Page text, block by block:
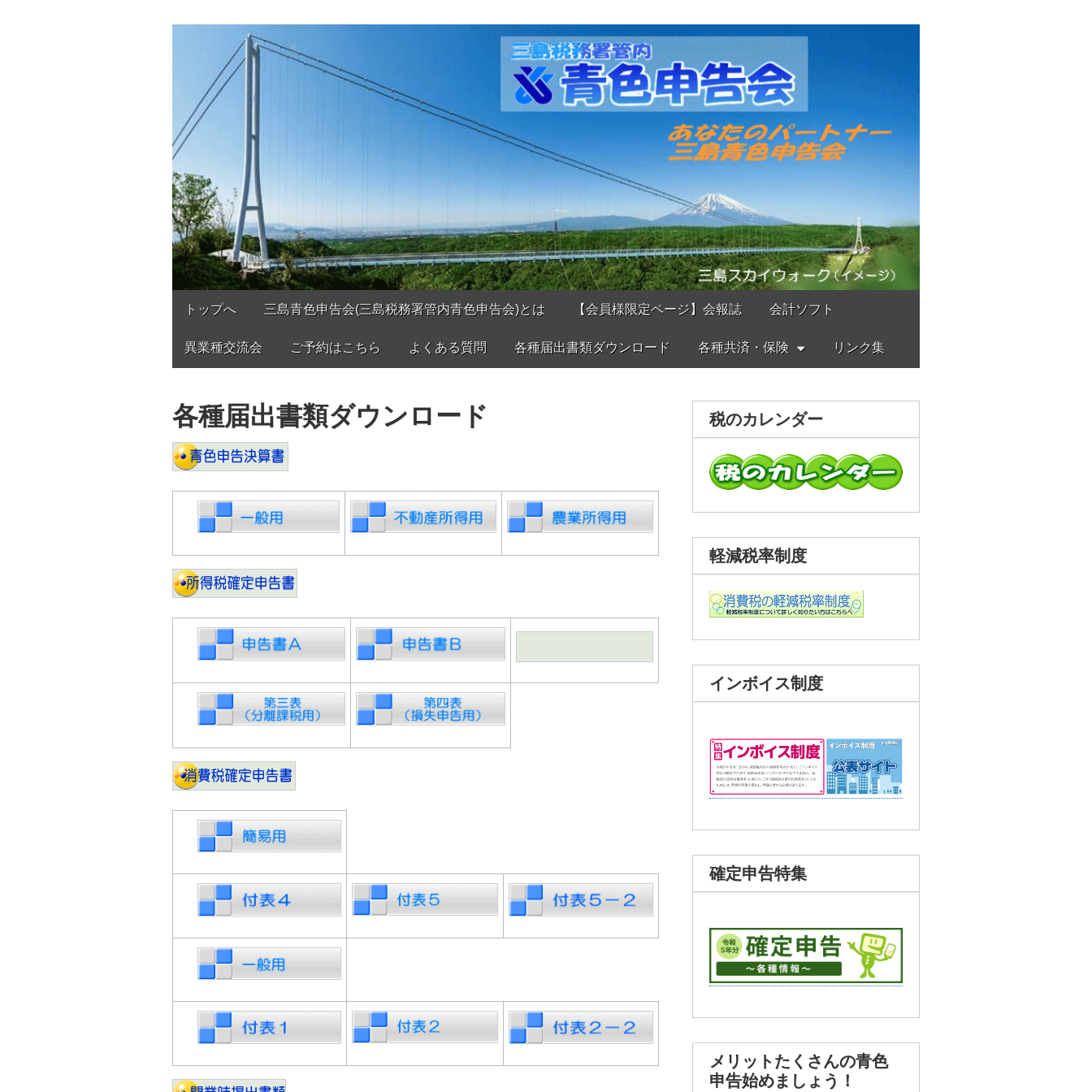
Main
content
トップへ 三島青色申告会(三島税務署管内青色申告会)とは 【会員様限定ページ】会報誌 会計ソフト
異業種交流会 ご予約はこちら よくある質問 各種届出書類ダウンロード 各種共済・保険 リンク集
各種届出書類ダウンロード 税のカレンダー
軽減税率制度
インボイス制度
確定申告特集
メリットたくさんの青色
申告始めましょう！